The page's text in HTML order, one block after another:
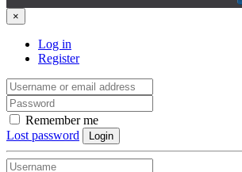
×
Log in
Register
Remember me
Lost password
Login